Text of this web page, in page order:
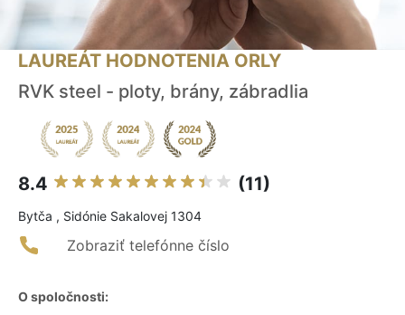
LAUREÁT HODNOTENIA ORLY
RVK steel - ploty, brány, zábradlia
8.4 (11)
Bytča , Sidónie Sakalovej 1304
Zobraziť telefónne číslo
O spoločnosti: